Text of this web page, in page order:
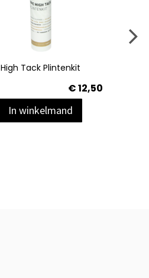
High Tack Plintenkit
€ 12,50
In winkelmand